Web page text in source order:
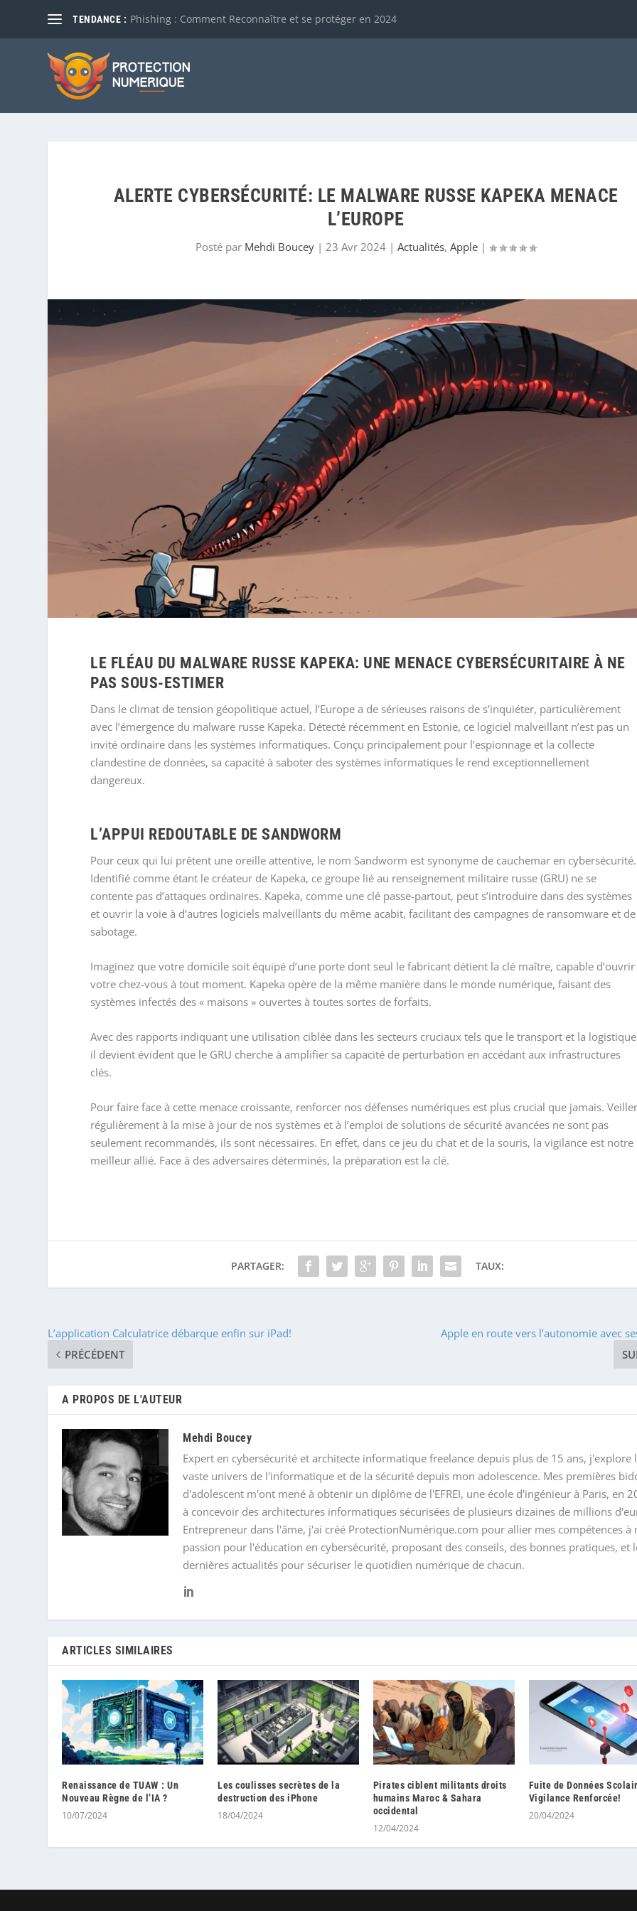
TENDANCE : Phishing : Comment Reconnaître et se protéger en 2024
ALERTE CYBERSÉCURITÉ: LE MALWARE RUSSE KAPEKA MENACE
L’EUROPE
Posté par Mehdi Boucey | 23 Avr 2024 |Actualités,Apple |
LE FLÉAU DU MALWARE RUSSE KAPEKA: UNE MENACE CYBERSÉCURITAIRE À NE
PAS SOUS-ESTIMER
Dans le climat de tension géopolitique actuel, l’Europe a de sérieuses raisons de s’inquiéter, particulièrement
avec l’émergence du malware russe Kapeka. Détecté récemment en Estonie, ce logiciel malveillant n’est pas un
invité ordinaire dans les systèmes informatiques. Conçu principalement pour l’espionnage et la collecte
clandestine de données, sa capacité à saboter des systèmes informatiques le rend exceptionnellement
dangereux.
L’APPUI REDOUTABLE DE SANDWORM
Pour ceux qui lui prêtent une oreille attentive, le nom Sandworm est synonyme de cauchemar en cybersécurité.
Identifié comme étant le créateur de Kapeka, ce groupe lié au renseignement militaire russe (GRU) ne se
contente pas d’attaques ordinaires. Kapeka, comme une clé passe-partout, peut s’introduire dans des systèmes
et ouvrir la voie à d’autres logiciels malveillants du même acabit, facilitant des campagnes de ransomware et de
sabotage.
Imaginez que votre domicile soit équipé d’une porte dont seul le fabricant détient la clé maître, capable d’ouvrir
votre chez-vous à tout moment. Kapeka opère de la même manière dans le monde numérique, faisant des
systèmes infectés des « maisons » ouvertes à toutes sortes de forfaits.
Avec des rapports indiquant une utilisation ciblée dans les secteurs cruciaux tels que le transport et la
il devient évident que le GRU cherche à amplifier sa capacité de perturbation en accédant aux infrastructures
clés.
Pour faire face à cette menace croissante, renforcer nos défenses numériques est plus crucial que jamais.
régulièrement à la mise à jour de nos systèmes et à l’emploi de solutions de sécurité avancées ne sont pas
seulement recommandés, ils sont nécessaires. En effet, dans ce jeu du chat et de la souris, la vigilance est notre
meilleur allié. Face à des adversaires déterminés, la préparation est la clé.
PARTAGER: TAUX:
L’application Calculatrice débarque enfin sur iPad!
PRÉCÉDENT
Apple en route vers l’autonomie avec
A PROPOS DE L'AUTEUR
Mehdi Boucey
Expert en cybersécurité et architecte informatique freelance depuis plus de 15 ans, j'explore
vaste univers de l'informatique et de la sécurité depuis mon adolescence. Mes premières
d'adolescent m'ont mené à obtenir un diplôme de l'EFREI, une école d'ingénieur à Paris, en
à concevoir des architectures informatiques sécurisées de plusieurs dizaines de millions
Entrepreneur dans l'âme, j'ai créé ProtectionNumérique.com pour allier mes compétences à
passion pour l'éducation en cybersécurité, proposant des conseils, des bonnes pratiques, et
dernières actualités pour sécuriser le quotidien numérique de chacun.
ARTICLES SIMILAIRES
Renaissance de TUAW : Un
Nouveau Règne de l’IA ?
10/07/2024
Les coulisses secrètes de la
destruction des iPhone
18/04/2024
Pirates ciblent militants droits
humains Maroc & Sahara
occidental
12/04/2024
Fuite de Données
Vigilance Renforcée!
20/04/2024